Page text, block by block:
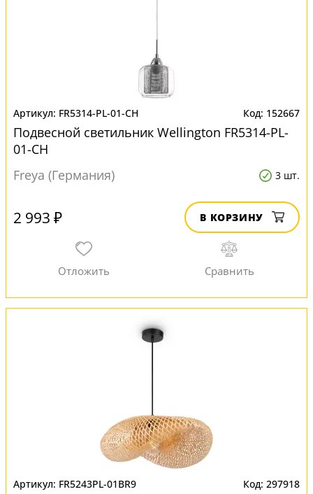
FR5314-PL-01-CH 152667
Подвесной светильник Wellington FR5314-PL-
01-CH
Freya (Германия)
3 шт.
2 993 ₽ В КОРЗИНУ
FR5243PL-01BR9 297918